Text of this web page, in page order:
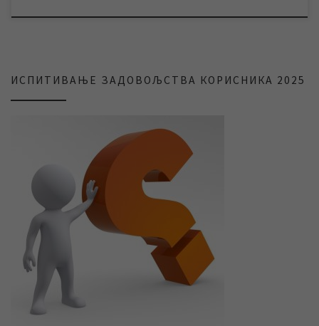
ИСПИТИВАЊЕ ЗАДОВОЉСТВА КОРИСНИКА 2025